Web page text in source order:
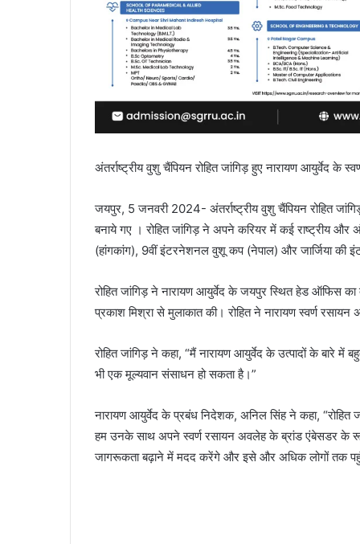
अंतर्राष्ट्रीय वुशु चैंपियन रोहित जांगिड़ हुए नारायण आयुर्वेद के
जयपुर, 5 जनवरी 2024- अंतर्राष्ट्रीय वुशु चैंपियन रोहित
बनाये गए । रोहित जांगिड़ ने अपने करियर में कई राष्ट्रीय और
(हांगकांग), 9वीं इंटरनेशनल वुशू कप (नेपाल) और जार्जिया की
रोहित जांगिड़ ने नारायण आयुर्वेद के जयपुर स्थित हेड ऑफिस
प्रकाश मिश्रा से मुलाकात की। रोहित ने नारायण स्वर्ण
रोहित जांगिड़ ने कहा, “मैं नारायण आयुर्वेद के उत्पादों के बारे
भी एक मूल्यवान संसाधन हो सकता है।”
नारायण आयुर्वेद के प्रबंध निदेशक, अनिल सिंह ने कहा,
हम उनके साथ अपने स्वर्ण रसायन अवलेह के ब्रांड एंबेसडर के
जागरूकता बढ़ाने में मदद करेंगे और इसे और अधिक लोगों तक